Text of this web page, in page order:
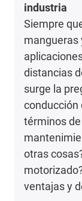
industria
Siempre
mangueras
distancias
surge la
conducción
términos
otras
ventajas y